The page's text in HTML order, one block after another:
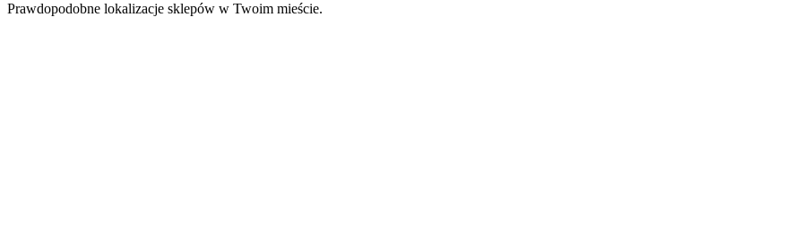
Prawdopodobne lokalizacje sklepów w Twoim mieście.